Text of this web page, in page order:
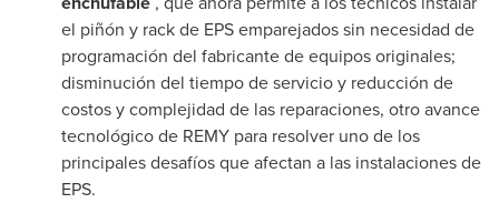
el piñón y rack de EPS emparejados sin necesidad de
programación del fabricante de equipos originales;
disminución del tiempo de servicio y reducción de
costos y complejidad de las reparaciones, otro avance
tecnológico de REMY para resolver uno de los
principales desafíos que afectan a las instalaciones de
EPS.